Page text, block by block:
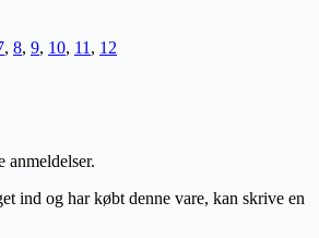
, 8, 9, 10, 11 , 12
anmeldelser.
ind og har købt denne vare, kan skrive en